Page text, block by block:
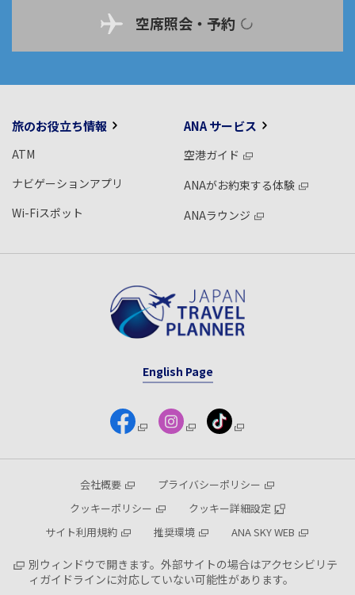
空席照会・予約
旅のお役立ち情報
ATM
ナビゲーションアプリ
Wi-Fiスポット
ANA サービス
空港ガイド
ANAがお約束する体験
ANAラウンジ
English Page
会社概要
プライバシーポリシー
クッキーポリシー
クッキー詳細設定
サイト利用規約
推奨環境 ANA SKY WEB
別ウィンドウで開きます。外部サイトの場合はアクセシビリテ
ィガイドラインに対応していない可能性があります。